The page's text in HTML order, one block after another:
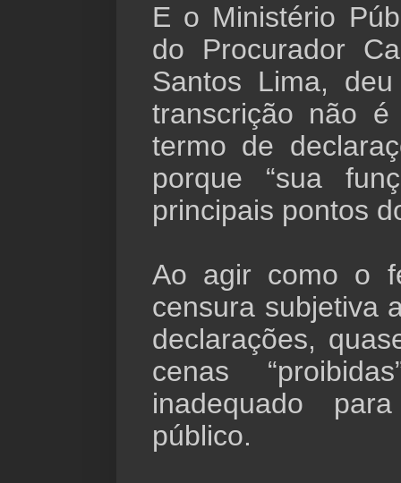
E o Ministério
do Procurador
Santos Lima,
transcrição não
termo de
porque “sua
principais pontos
Ao agir como o
censura subjetiva
declarações,
cenas
inadequado
público.